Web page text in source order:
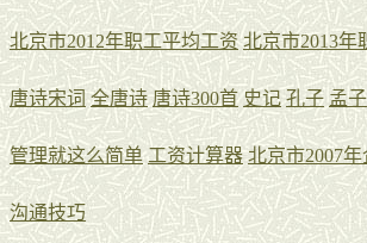
北京市2012年职工平均工资 北京市2013年
唐诗宋词 全唐诗 唐诗300首 史记 孔子 孟子
管理就这么简单 工资计算器 北京市2007
沟通技巧